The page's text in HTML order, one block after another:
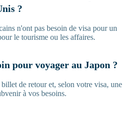
?
n'ont pas besoin de visa pour un
le tourisme ou les affaires.
pour voyager au Japon ?
de retour et, selon votre visa, une
à vos besoins.